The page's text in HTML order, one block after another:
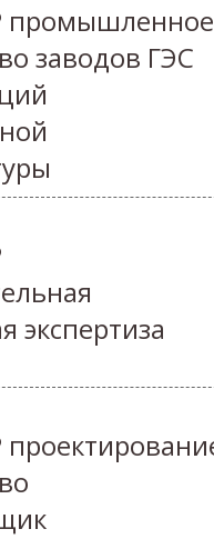
промышленное
заводов ГЭС
экспертиза